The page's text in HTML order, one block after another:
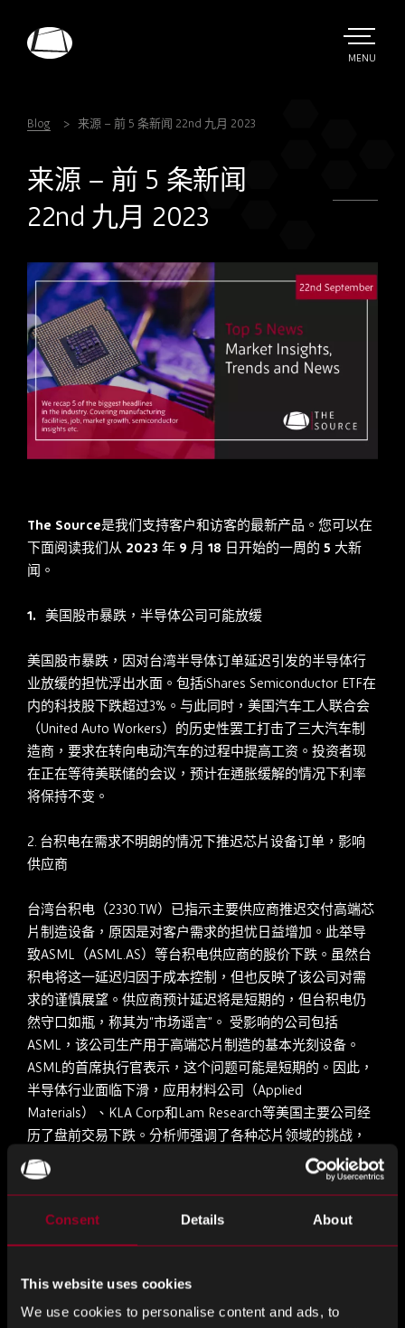
Consent Details About
This website uses cookies
We use cookies to personalise content and ads, to
TOGGLE
MENU
Blog 来源 – 前 5 条新闻 22nd 九月 2023
来源 – 前 5 条新闻
22nd 九月 2023
The Source是我们支持客户和访客的最新产品。您可以在
下面阅读我们从 2023 年 9 月 18 日开始的一周的 5 大新
闻。
美国股市暴跌，半导体公司可能放缓
美国股市暴跌，因对台湾半导体订单延迟引发的半导体行
业放缓的担忧浮出水面。包括iShares Semiconductor ETF在
内的科技股下跌超过3%。与此同时，美国汽车工人联合会
（United Auto Workers）的历史性罢工打击了三大汽车制
造商，要求在转向电动汽车的过程中提高工资。投资者现
在正在等待美联储的会议，预计在通胀缓解的情况下利率
将保持不变。
2. 台积电在需求不明朗的情况下推迟芯片设备订单，影响
供应商
台湾台积电（2330.TW）已指示主要供应商推迟交付高端芯
片制造设备，原因是对客户需求的担忧日益增加。此举导
致ASML（ASML.AS）等台积电供应商的股价下跌。虽然台
积电将这一延迟归因于成本控制，但也反映了该公司对需
求的谨慎展望。供应商预计延迟将是短期的，但台积电仍
然守口如瓶，称其为“市场谣言”。 受影响的公司包括
ASML，该公司生产用于高端芯片制造的基本光刻设备。
ASML的首席执行官表示，这个问题可能是短期的。因此，
半导体行业面临下滑，应用材料公司（Applied
Materials）、KLA Corp和Lam Research等美国主要公司经
历了盘前交易下跌。分析师强调了各种芯片领域的挑战，
例如手机，笔记本电脑，工业和汽车，尽管对AI芯片充满热
情。
越南关注半导体产业增长，旨在加入全球供应链
持其增长努力。美越南全面战略伙伴关系凸显了越南在半
导体领域的潜力，重点是开发人力资源和获得初始资金。